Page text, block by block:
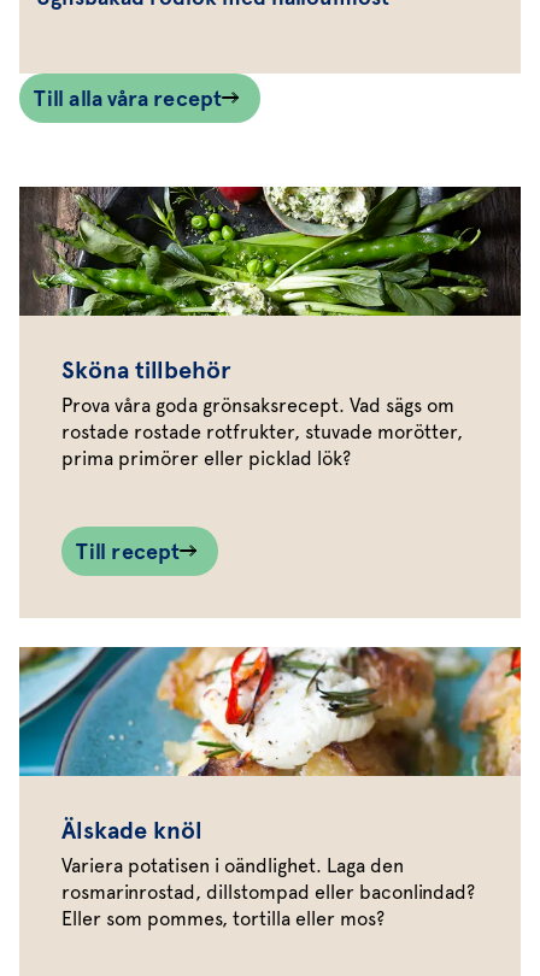
Till alla våra recept
Sköna tillbehör
Prova våra goda grönsaksrecept. Vad sägs om
rostade rostade rotfrukter, stuvade morötter,
prima primörer eller picklad lök?
Till recept
Älskade knöl
Variera potatisen i oändlighet. Laga den
rosmarinrostad, dillstompad eller baconlindad?
Eller som pommes, tortilla eller mos?